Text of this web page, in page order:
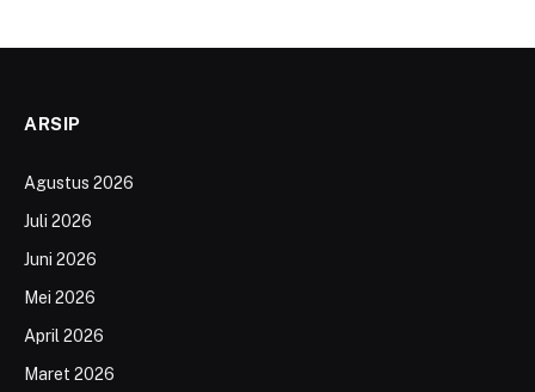
ARSIP
Agustus 2026
Juli 2026
Juni 2026
Mei 2026
April 2026
Maret 2026